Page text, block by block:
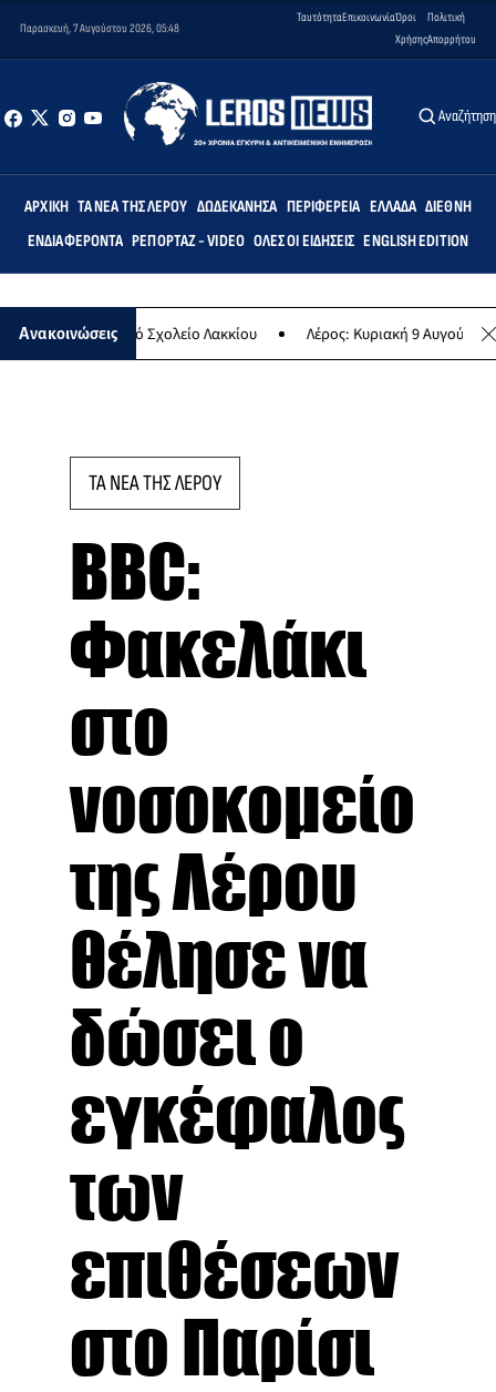
Παρασκευή, 7 Αυγούστου 2026, 05:48
ΤαυτότηταΕπικοινωνίαΌροι
Χρήσης
Πολιτική
Απορρήτου
Αναζήτηση
ΑΡΧΙΚΉ ΤΑ ΝΈΑ ΤΗΣ ΛΈΡΟΥ ΔΩΔΕΚΆΝΗΣΑ ΠΕΡΙΦΈΡΕΙΑ ΕΛΛΆΔΑ ΔΙΕΘΝΉ
ΕΝΔΙΑΦΈΡΟΝΤΑ ΡΕΠΟΡΤΆΖ - VIDEO ΌΛΕΣ ΟΙ ΕΙΔΉΣΕΙΣ ENGLISH EDITION
Ανακοινώσεις
στο Δημοτικό Σχολείο Λακκίου Λέρος: Κυριακή 9 Αυγούστου το
ΤΑ ΝΕΑ ΤΗΣ ΛΕΡΟΥ
BBC:
Φακελάκι
στο
νοσοκομείο
της Λέρου
θέλησε να
δώσει ο
εγκέφαλος
των
επιθέσεων
στο Παρίσι